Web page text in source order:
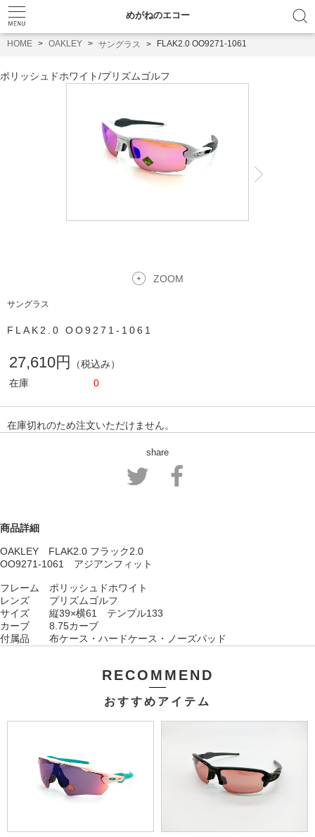
めがねのエコー
HOME OAKLEY サングラス FLAK2.0 OO9271-1061
ポリッシュドホワイト/プリズムゴルフ
ZOOM
サングラス
FLAK2.0 OO9271-1061
27,610円
（税込み）
在庫
0
在庫切れのため注文いただけません。
share
商品詳細
OAKLEY FLAK2.0 フラック2.0
OO9271-1061 アジアンフィット
フレーム ポリッシュドホワイト
レンズ プリズムゴルフ
サイズ 縦39×横61 テンプル133
カーブ 8.75カーブ
付属品 布ケース・ハードケース・ ノーズパッド
RECOMMEND
おすすめアイテム